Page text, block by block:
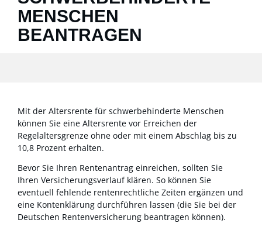
MENSCHEN
BEANTRAGEN
Mit der Altersrente für schwerbehinderte Menschen
können Sie eine Altersrente vor Erreichen der
Regelaltersgrenze ohne oder mit einem Abschlag bis zu
10,8 Prozent erhalten.
Bevor Sie Ihren Rentenantrag einreichen, sollten Sie
Ihren Versicherungsverlauf klären. So können Sie
eventuell fehlende rentenrechtliche Zeiten ergänzen und
eine Kontenklärung durchführen lassen (die Sie bei der
Deutschen Rentenversicherung beantragen können).